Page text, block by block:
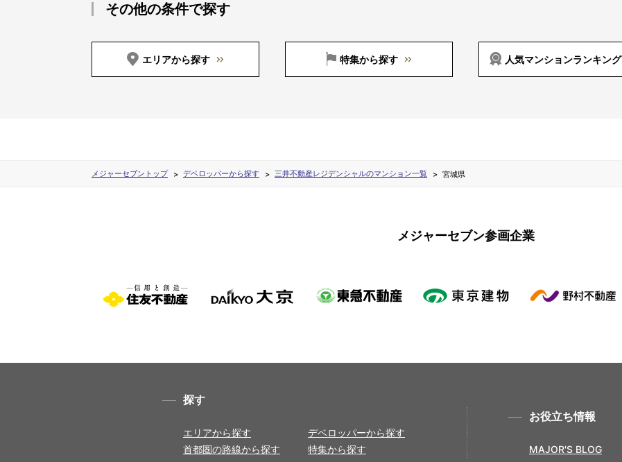
その他の条件で探す
エリアから探す 特集から探す 人気マンションランキング
メジャーセブントップ デベロッパーから探す 三井不動産レジデンシャルのマンション一覧 宮城県
メジャーセブン参画企業
探す
エリアから探す
首都圏の路線から探す
デベロッパーから探す
特集から探す
お役立ち情報
MAJOR'S BLOG